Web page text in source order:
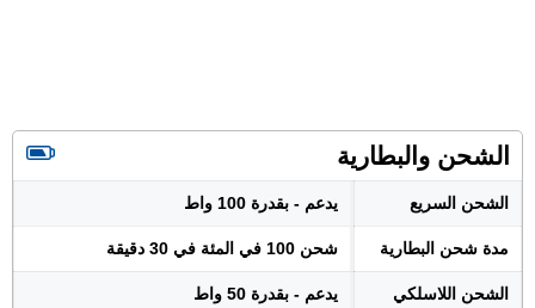
الشحن والبطارية
الشحن السريع يدعم - بقدرة 100 واط
مدة شحن البطارية شحن 100 في المئة في 30 دقيقة
الشحن اللاسلكي يدعم - بقدرة 50 واط